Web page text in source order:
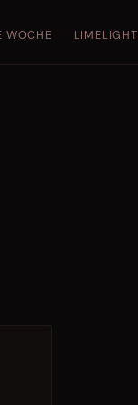
WOCHE LIMELIGHT